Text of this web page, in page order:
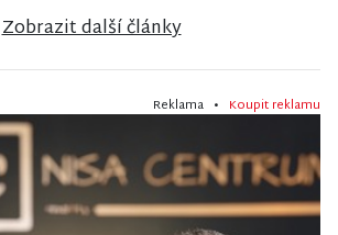
Zobrazit další články
Reklama • Koupit reklamu